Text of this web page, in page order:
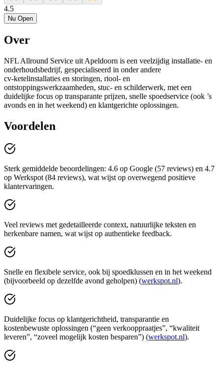
4.5
Nu Open
Over
NFL Allround Service uit Apeldoorn is een veelzijdig installatie- en
onderhoudsbedrijf, gespecialiseerd in onder andere
cv‑ketelinstallaties en storingen, riool- en
ontstoppingswerkzaamheden, stuc‑ en schilderwerk, met een
duidelijke focus op transparante prijzen, snelle spoedservice (ook ’s
avonds en in het weekend) en klantgerichte oplossingen.
Voordelen
Sterk gemiddelde beoordelingen: 4.6 op Google (57 reviews) en 4.7
op Werkspot (84 reviews), wat wijst op overwegend positieve
klantervaringen.
Veel reviews met gedetailleerde context, natuurlijke teksten en
herkenbare namen, wat wijst op authentieke feedback.
Snelle en flexibele service, ook bij spoedklussen en in het weekend
(bijvoorbeeld op dezelfde avond geholpen) (werkspot.nl).
Duidelijke focus op klantgerichtheid, transparantie en
kostenbewuste oplossingen (“geen verkooppraatjes”, “kwaliteit
leveren”, “zoveel mogelijk kosten besparen”) (werkspot.nl).